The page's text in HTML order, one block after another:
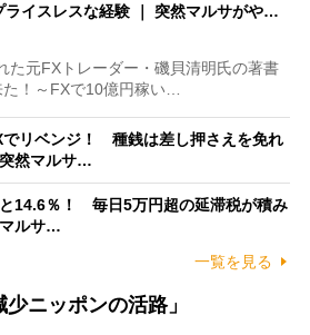
ライスレスな経験 ｜ 突然マルサがや…
元FXトレーダー・磯貝清明氏の著書
た！～FXで10億円稼い…
でリベンジ！ 種銭は差し押さえを免れ
然マルサ…
と14.6％！ 毎日5万円超の延滞税が積み
マルサ…
一覧を見る
ニッポンの活路」